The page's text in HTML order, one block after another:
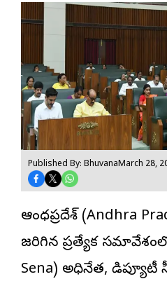
Published By: BhuvanaMarch 28,
ఆంధ్రప్రదేశ్ (Andhra
జరిగిన ప్రత్యేక
Sena) అధినేత, డిప్యూటీ